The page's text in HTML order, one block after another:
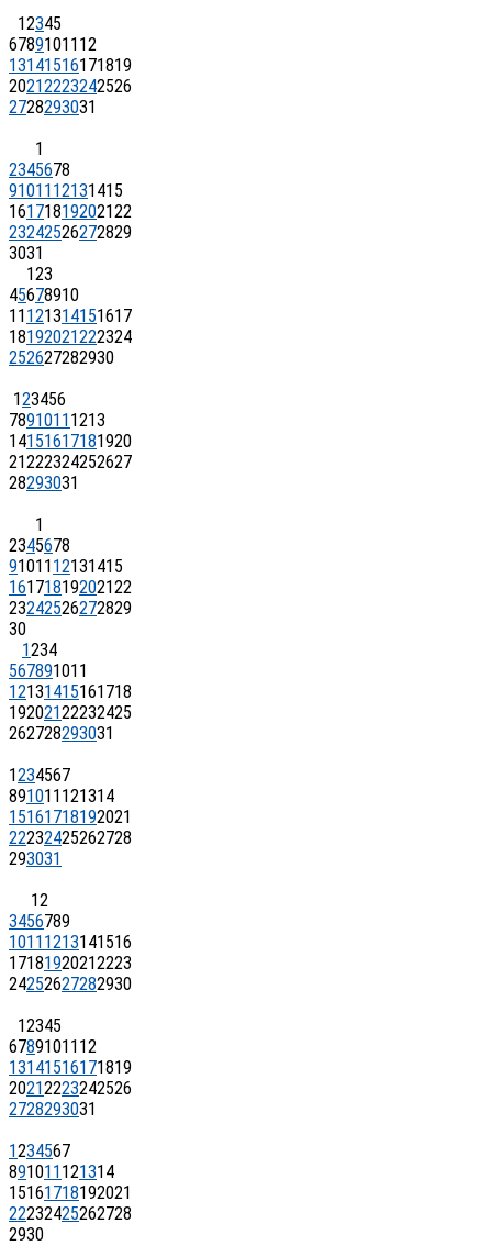
12345
6789101112
13141516171819
20212223242526
2728293031
1
2345678
9101112131415
16171819202122
23242526272829
3031
123
45678910
11121314151617
18192021222324
252627282930
123456
78910111213
14151617181920
21222324252627
28293031
1
2345678
9101112131415
16171819202122
23242526272829
30
1234
567891011
12131415161718
19202122232425
262728293031
1234567
891011121314
15161718192021
22232425262728
293031
12
3456789
10111213141516
17181920212223
24252627282930
12345
6789101112
13141516171819
20212223242526
2728293031
1234567
891011121314
15161718192021
22232425262728
2930